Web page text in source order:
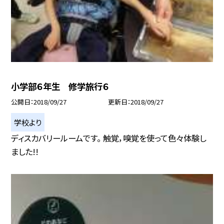
小学部６年生 修学旅行６
公開日 2018/09/27 更新日 2018/09/27
学校より
ディスカバリールームです。 触覚，嗅覚を使って色々体験し
ました!!